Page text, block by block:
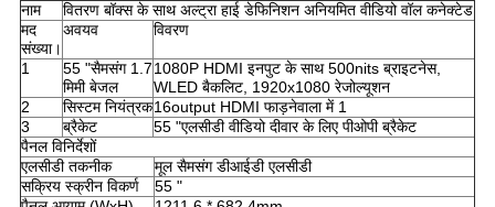
नाम
वितरण बॉक्स के साथ अल्ट्रा हाई डेफिनिशन अनियमित वीडियो वॉल कनेक्टेड
मद
संख्या।
अवयव विवरण
1
55 "सैमसंग 1.7
मिमी बेजल
1080P HDMI इनपुट के साथ 500nits ब्राइटनेस,
WLED बैकलिट, 1920x1080 रेजोल्यूशन
2
सिस्टम नियंत्रक16output HDMI फाड़नेवाला में 1
3
ब्रैकेट
55 "एलसीडी वीडियो दीवार के लिए पीओपी ब्रैकेट
पैनल विनिर्देशों
एलसीडी तकनीक
मूल सैमसंग डीआईडी ​​एलसीडी
सक्रिय स्क्रीन विकर्ण
55 "